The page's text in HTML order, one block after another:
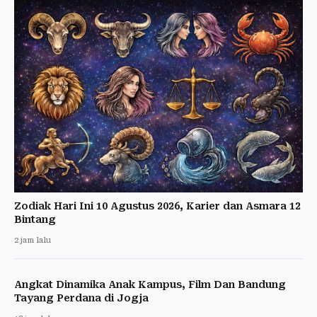
Zodiak Hari Ini 10 Agustus 2026, Karier dan Asmara 12
Bintang
2 jam lalu
Angkat Dinamika Anak Kampus, Film Dan Bandung
Tayang Perdana di Jogja